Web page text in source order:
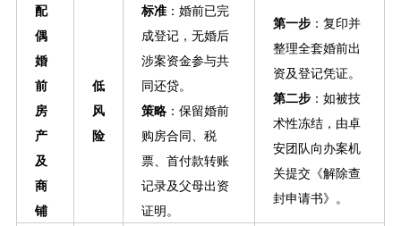
配
偶
婚
前
房
产
及
商
铺
低
风
险
标准：婚前已完
成登记，无婚后
涉案资金参与共
同还贷。
策略：保留婚前
购房合同、税
票、首付款转账
记录及父母出资
证明。
第一步：复印并
整理全套婚前出
资及登记凭证。
第二步：如被技
术性冻结，由卓
安团队向办案机
关提交《解除查
封申请书》。